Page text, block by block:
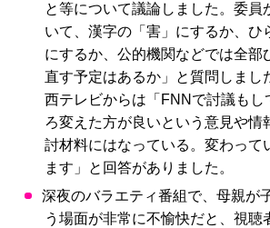
と等について議論しました。委員
いて、漢字の「害」にするか、ひ
にするか、公的機関などでは全部
直す予定はあるか」と質問しまし
西テレビからは「FNNで討議もし
ろ変えた方が良いという意見や情
討材料にはなっている。変わって
ます」と回答がありました。
深夜のバラエティ番組で、母親が
う場面が非常に不愉快だと、視聴